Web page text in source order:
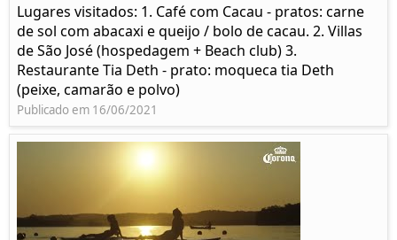
Lugares visitados: 1. Café com Cacau - pratos: carne
de sol com abacaxi e queijo / bolo de cacau. 2. Villas
de São José (hospedagem + Beach club) 3.
Restaurante Tia Deth - prato: moqueca tia Deth
(peixe, camarão e polvo)
Publicado em 16/06/2021